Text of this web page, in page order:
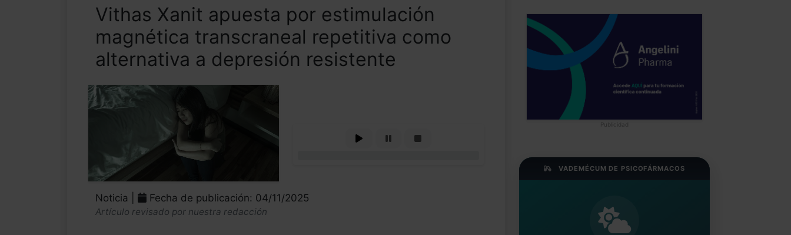
Vithas Xanit apuesta por estimulación
magnética transcraneal repetitiva como
alternativa a depresión resistente
Noticia | Fecha de publicación: 04/11/2025
Artículo revisado por nuestra redacción
Publicidad
VADEMÉCUM DE PSICOFÁRMACOS